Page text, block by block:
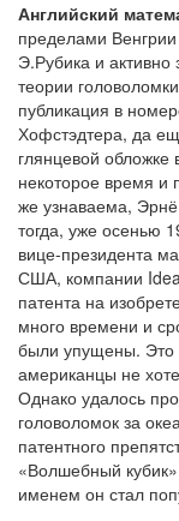
Английский
пределами
Э.Рубика и
теории
публикация в
Хофстэдтера, да
глянцевой
некоторое время и
же узнаваема,
тогда, уже осенью
вице-президента
США, компании
патента на
много времени и
были упущены. Это
американцы не
Однако удалось
головоломок за
патентного
«Волшебный
именем он стал